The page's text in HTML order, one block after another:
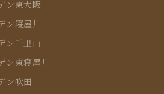
ン東大阪
ン寝屋川
ン千里山
ン東寝屋川
ン吹田